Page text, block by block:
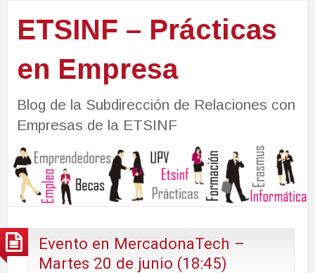
ETSINF – Prácticas
en Empresa
Blog de la Subdirección de Relaciones con
Empresas de la ETSINF
Evento en MercadonaTech –
Martes 20 de junio (18:45)